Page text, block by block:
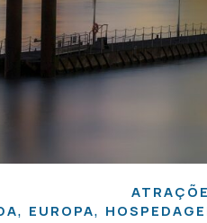
, EUROPA,